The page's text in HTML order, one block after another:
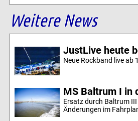
Weitere News
JustLive heute
Neue Rockband live ab
MS Baltrum I in
Ersatz durch Baltrum
Änderungen im